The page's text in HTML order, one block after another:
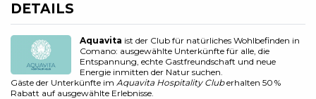
DETAILS
Aquavita ist der Club für natürliches Wohlbefinden in
Comano: ausgewählte Unterkünfte für alle, die
Entspannung, echte Gastfreundschaft und neue
Energie inmitten der Natur suchen.
Gäste der Unterkünfte im Aquavita Hospitality Cluberhalten 50 %
Rabatt auf ausgewählte Erlebnisse.